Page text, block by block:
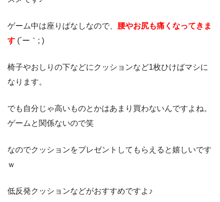
ゲーム中は座りぱなしなので、 腰やお尻も痛くなってきま
す (´ー｀; )
椅子やおしりの下などにクッションなど1枚ひけばマシに
なります。
でも自分じゃ高いものとかはあまり買わないんですよね。
ゲームと関係ないので笑
なのでクッションをプレゼントしてもらえると嬉しいです
ｗ
低反発クッションなどがおすすめですよ♪